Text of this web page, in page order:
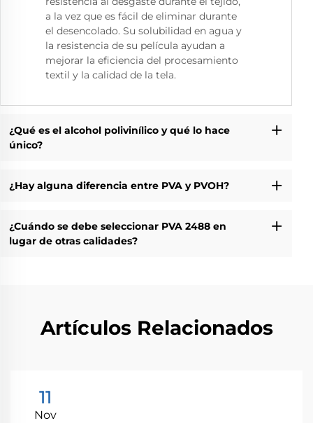
a la vez que es fácil de eliminar durante
el desencolado. Su solubilidad en agua y
la resistencia de su película ayudan a
mejorar la eficiencia del procesamiento
textil y la calidad de la tela.
¿Qué es el alcohol polivinílico y qué lo hace
único?
¿Hay alguna diferencia entre PVA y PVOH?
¿Cuándo se debe seleccionar PVA 2488 en
lugar de otras calidades?
Artículos Relacionados
11
Nov